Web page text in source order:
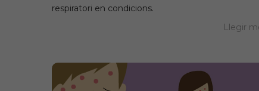
respiratori en condicions.
Llegir